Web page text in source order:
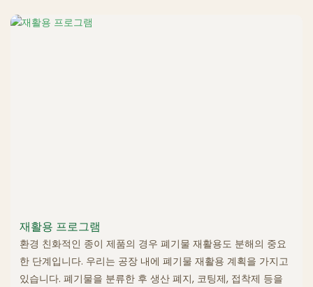
재활용 프로그램
환경 친화적인 종이 제품의 경우 폐기물 재활용도 분해의 중요
한 단계입니다. 우리는 공장 내에 폐기물 재활용 계획을 가지고
있습니다. 폐기물을 분류한 후 생산 폐지, 코팅제, 접착제 등을